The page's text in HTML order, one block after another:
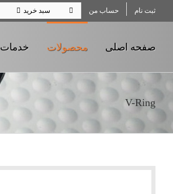
ثبت نام حساب من سبد خرید
صفحه اصلی محصولات خدمات
V-Ring